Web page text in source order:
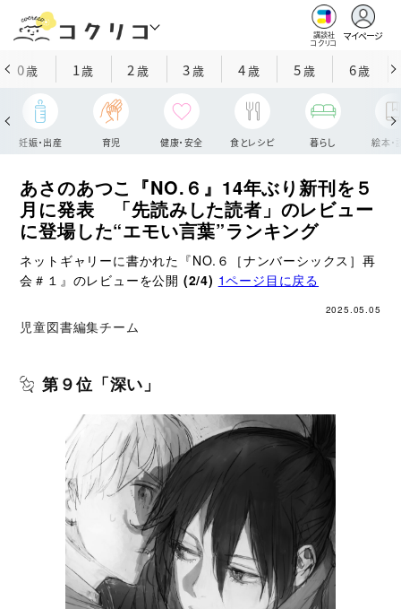
講談社
コクリコ
マイページ
0歳 1歳 2 歳 3歳 4歳 5歳 6歳
妊娠・出産 育児 健康・安全 食とレシピ 暮らし 絵本・
あさのあつこ『NO.６』14年ぶり新刊を５
月に発表 「先読みした読者」のレビュー
に登場した“エモい言葉”ランキング
ネットギャリーに書かれた『NO.６［ナンバーシックス］再
会＃１』のレビューを公開 (2/4) 1ページ目に戻る
2025.05.05
児童図書編集チーム
第９位「深い」